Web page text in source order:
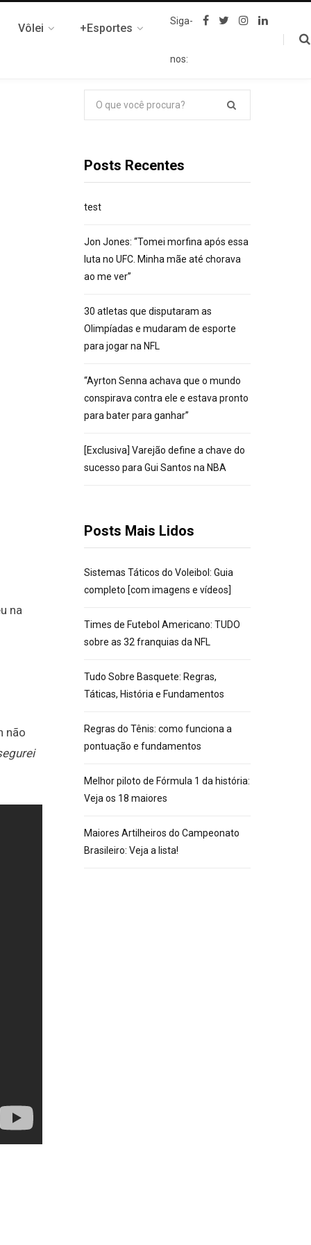
Vôlei +Esportes
Siga-
nos:
F
I
L
na
não
Pesquisar
por:
Posts Recentes
test
Jon Jones: “Tomei morfina após essa
luta no UFC. Minha mãe até chorava
ao me ver”
30 atletas que disputaram as
Olimpíadas e mudaram de esporte
para jogar na NFL
“Ayrton Senna achava que o mundo
conspirava contra ele e estava pronto
para bater para ganhar”
[Exclusiva] Varejão define a chave do
sucesso para Gui Santos na NBA
Posts Mais Lidos
Sistemas Táticos do Voleibol: Guia
completo [com imagens e vídeos]
Times de Futebol Americano: TUDO
sobre as 32 franquias da NFL
Tudo Sobre Basquete: Regras,
Táticas, História e Fundamentos
Regras do Tênis: como funciona a
pontuação e fundamentos
Melhor piloto de Fórmula 1 da história:
Veja os 18 maiores
Maiores Artilheiros do Campeonato
Brasileiro: Veja a lista!